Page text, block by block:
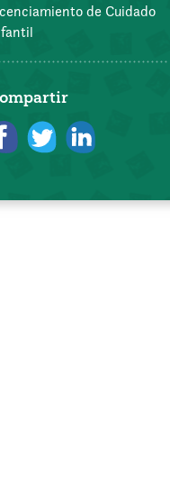
de Cuidado